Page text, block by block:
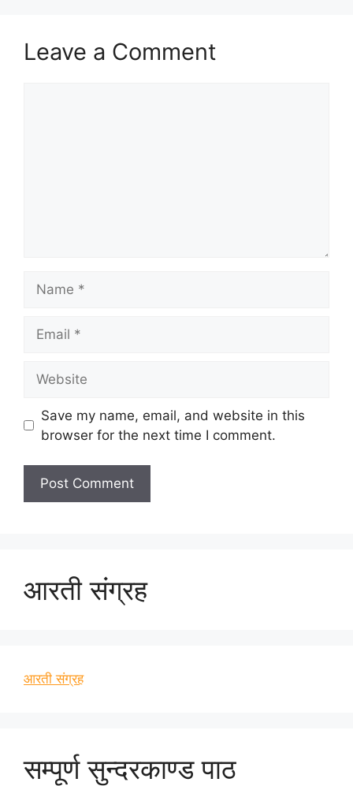
Leave a Comment
Save my name, email, and website in this
browser for the next time I comment.
आरती संग्रह
आरती संग्रह
सम्पूर्ण सुन्दरकाण्ड पाठ